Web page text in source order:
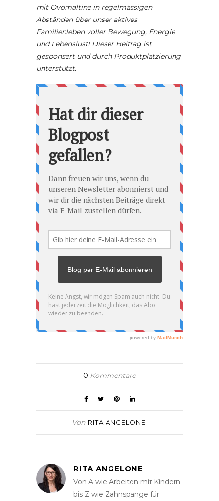
mit Ovomaltine in regelmässigen
Abständen über unser aktives
Familienleben voller Bewegung, Energie
und Lebenslust! Dieser Beitrag ist
gesponsert und durch Produktplatzierung
unterstützt.
0 Kommentare
Von RITA ANGELONE
RITA ANGELONE
Von A wie Arbeiten mit Kindern
bis Z wie Zahnspange für